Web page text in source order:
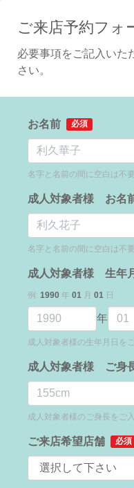
ご来店予約フォ
必要事項をご記入いた
さい。
お名前 必須
名字と名前の間に空白は不要
成人対象者様 お名
名字と名前の間に空白は不要
成人対象者様 生年
例: 1990 年 01 月 01 日
年
成人対象者様の生年月日を
成人対象者様 ご身
成人対象者様のご身長をご
ご来店希望店舗 必須